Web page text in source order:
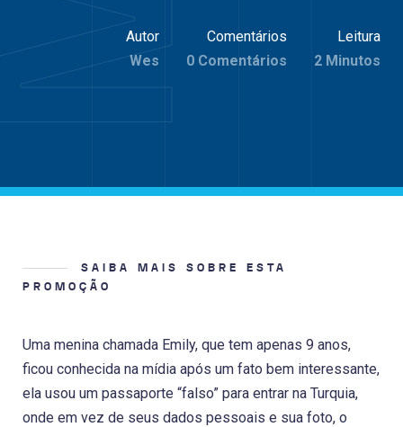
Autor
Wes
Comentários
0 Comentários
Leitura
2 Minutos
SAIBA MAIS SOBRE ESTA
PROMOÇÃO
Uma menina chamada Emily, que tem apenas 9 anos,
ficou conhecida na mídia após um fato bem interessante,
ela usou um passaporte “falso” para entrar na Turquia,
onde em vez de seus dados pessoais e sua foto, o